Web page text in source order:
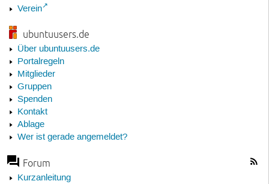
Verein
ubuntuusers.de
Über ubuntuusers.de
Portalregeln
Mitglieder
Gruppen
Spenden
Kontakt
Ablage
Wer ist gerade angemeldet?
Forum
Kurzanleitung